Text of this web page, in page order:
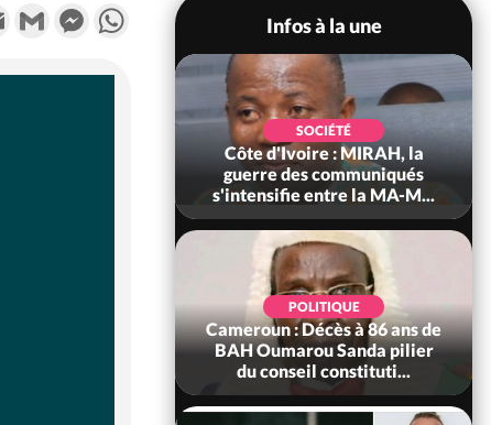
Email Gmail MessengerWhatsApp
Infos à la une
: Man, deux
dans un
SOCIÉTÉ
Côte d'Ivoire : MIRAH, la
guerre des communiqués
s'intensifie entre la MA-M...
POLITIQUE
Cameroun : Décès à 86 ans de
BAH Oumarou Sanda pilier
du conseil constituti...